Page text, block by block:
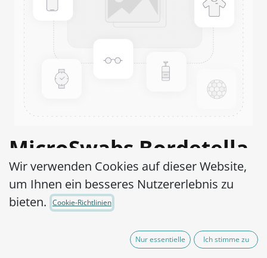
MicroSwabs Bordetella
bronchiseptica ATCC®
4617™
Wir verwenden Cookies auf dieser Website,
um Ihnen ein besseres Nutzererlebnis zu
bieten.
Cookie-Richtlinien
Nur essentielle Ich stimme zu